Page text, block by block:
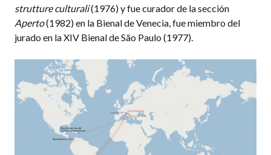
strutture culturali(1976) y fue curador de la sección
Aperto(1982) en la Bienal de Venecia, fue miembro del
jurado en la XIV Bienal de São Paulo (1977).